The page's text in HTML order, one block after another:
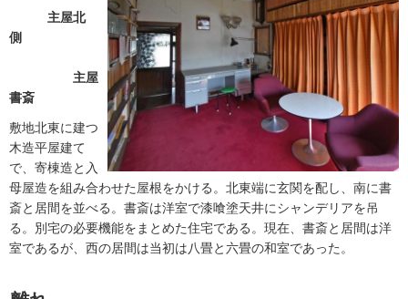
主屋北
側
主屋
書斎
敷地北東に建つ
木造平屋建て
で、寄棟造と入
母屋造を組み合わせた屋根をかける。北東端に玄関を配し、南に書
斎と居間を並べる。書斎は洋室で漆喰塗天井にシャンデリアを吊
る。別宅の必要機能をまとめた住宅である。現在、書斎と居間は洋
室であるが、西の居間は当初は八畳と六畳の和室であった。